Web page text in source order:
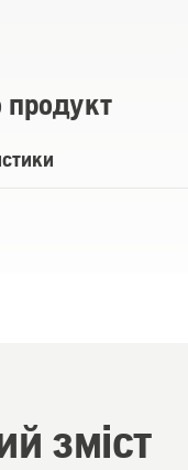
продукт
зміст